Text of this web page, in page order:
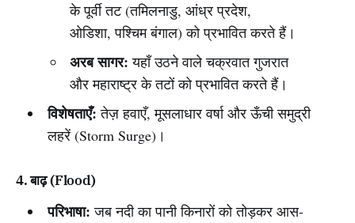
के पूर्वी तट (तमिलनाडु, आंध्र प्रदेश,
ओडिशा, पश्चिम बंगाल) को प्रभावित करते हैं।
अरब सागर: यहाँ उठने वाले चक्रवात गुजरात
और महाराष्ट्र के तटों को प्रभावित करते हैं।
विशेषताएँ: तेज़ हवाएँ, मूसलाधार वर्षा और ऊँची समुद्री
लहरें (Storm Surge)।
4. बाढ़ (Flood)
परिभाषा: जब नदी का पानी किनारों को तोड़कर आस-